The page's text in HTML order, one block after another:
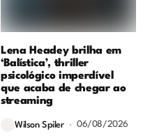
Lena Headey brilha em
‘Balística’, thriller
psicológico imperdível
que acaba de chegar ao
streaming
Wilson Spiler 06/08/2026